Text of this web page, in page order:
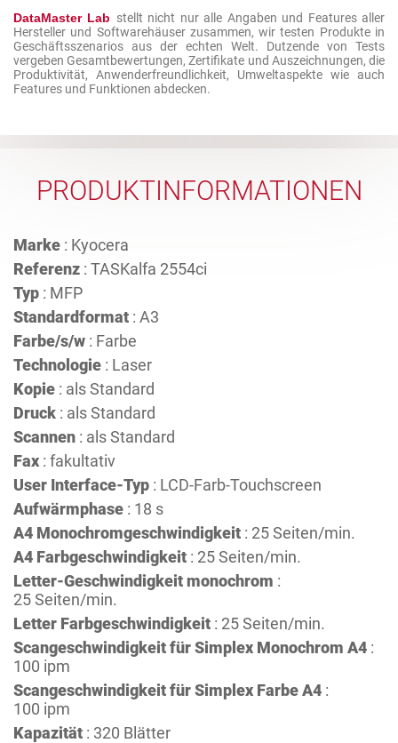
DataMaster Lab stellt nicht nur alle Angaben und Features aller
Hersteller und Softwarehäuser zusammen, wir testen Produkte in
Geschäftsszenarios aus der echten Welt. Dutzende von Tests
vergeben Gesamtbewertungen, Zertifikate und Auszeichnungen, die
Produktivität, Anwenderfreundlichkeit, Umweltaspekte wie auch
Features und Funktionen abdecken.
PRODUKTINFORMATIONEN
Marke : Kyocera
Referenz : TASKalfa 2554ci
Typ : MFP
Standardformat : A3
Farbe/s/w : Farbe
Technologie : Laser
Kopie : als Standard
Druck : als Standard
Scannen : als Standard
Fax : fakultativ
User Interface-Typ : LCD-Farb-Touchscreen
Aufwärmphase : 18 s
A4 Monochromgeschwindigkeit : 25 Seiten/min.
A4 Farbgeschwindigkeit : 25 Seiten/min.
Letter-Geschwindigkeit monochrom :
25 Seiten/min.
Letter Farbgeschwindigkeit : 25 Seiten/min.
Scangeschwindigkeit für Simplex Monochrom A4 :
100 ipm
Scangeschwindigkeit für Simplex Farbe A4 :
100 ipm
Kapazität : 320 Blätter